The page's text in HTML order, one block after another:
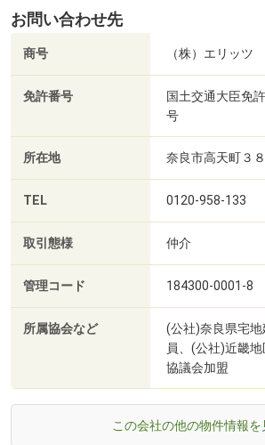
お問い合わせ先
商号 （株）エリッ
免許番号
国土交通大臣免
号
所在地 奈良市高天町３
TEL 0120-958-133
取引態様 仲介
管理コード 184300-0001-8
所属協会など
(公社)奈良県宅
員、(公社)近畿地
協議会加盟
この会社の他の物件情報を